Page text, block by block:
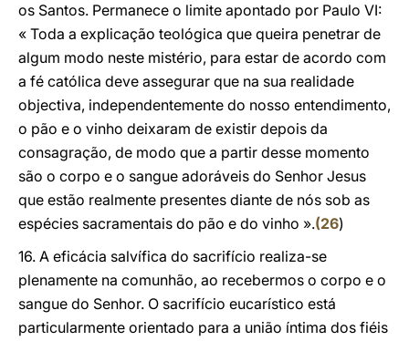
os Santos. Permanece o limite apontado por Paulo VI:
« Toda a explicação teológica que queira penetrar de
algum modo neste mistério, para estar de acordo com
a fé católica deve assegurar que na sua realidade
objectiva, independentemente do nosso entendimento,
o pão e o vinho deixaram de existir depois da
consagração, de modo que a partir desse momento
são o corpo e o sangue adoráveis do Senhor Jesus
que estão realmente presentes diante de nós sob as
espécies sacramentais do pão e do vinho ».(26)
16. A eficácia salvífica do sacrifício realiza-se
plenamente na comunhão, ao recebermos o corpo e o
sangue do Senhor. O sacrifício eucarístico está
particularmente orientado para a união íntima dos fiéis